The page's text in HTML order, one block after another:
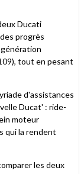
Ducati
progrès
tout en pesant
d'assistances
Ducat' : ride-
moteur
qui la rendent
les deux